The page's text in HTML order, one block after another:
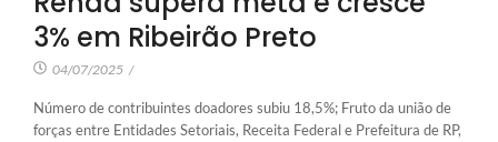
3% em Ribeirão Preto
04/07/2025 /
Número de contribuintes doadores subiu 18,5%; Fruto da união de
forças entre Entidades Setoriais, Receita Federal e Prefeitura de RP,